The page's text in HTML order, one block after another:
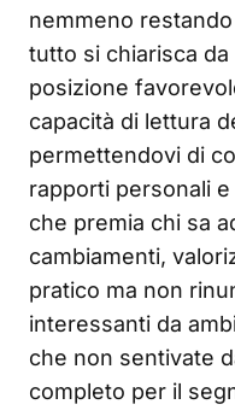
nemmeno
tutto si chiarisca da
posizione
capacità di lettura
permettendovi di
rapporti personali
che premia chi sa
cambiamenti,
pratico ma non
interessanti da
che non sentivate
completo per il